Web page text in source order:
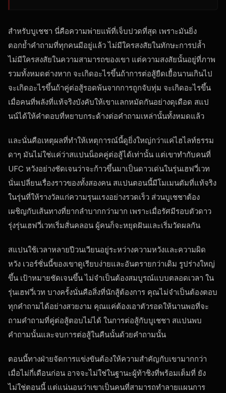
สำหรับบูเชชา นี่คือความพ่ายแพ้ที่เจ็บปวดที่สุด เพราะมันยิ่ง
ตอกย้ำคำถามที่ทุกคนมีอยู่แล้ว ไม่มีใครสงสัยในทักษะการปล้ำ
ไม่มีใครสงสัยในความสามารถของเขา แต่ความสงสัยนั้นอยู่ที่ภาพ
รวมทั้งหมดต่างหาก จะเกิดอะไรขึ้นถ้าการต่อสู้ยืดเยื้อนานเกินไป
จะเกิดอะไรขึ้นถ้าคู่ต่อสู้รอดพ้นจากการถูกจับทุ่ม จะเกิดอะไรขึ้น
เมื่อคนที่พลังที่แท้จริงบังคับให้เขาแลกหมัดกันอย่างดุเดือด สแป
นน์ได้ให้คำตอบที่หยาบกระด้างต่อคำถามเหล่านั้นทั้งหมดแล้ว
และนั่นคือเหตุผลที่ทำให้เหตุการณ์นี้ดูยิ่งใหญ่กว่าแค่ไฮไลท์ธรรม
ดาๆ มันไม่ใช่แค่ว่าสแปนน็อคคู่ต่อสู้ได้เท่านั้น แต่เขาทำกับคนที่
UFC หวังอย่างชัดเจนว่าจะก้าวขึ้นมาเป็นดาวเด่นในรุ่นเฮฟวี่เวท
นั่นเปลี่ยนเรื่องราวของทั้งสองคน สแปนตอนนี้มีโมเมนตัมที่แท้จริง
ในรุ่นที่ให้รางวัลแก่ความรุนแรงอย่างรวดเร็ว ส่วนบูเชชาต้อง
เผชิญกับเส้นทางที่ยากลำบากกว่ามาก เพราะเมื่อรัศมีรอบตัวดาว
รุ่งรุ่นเฮฟวี่เวทเริ่มสั่นคลอน ผู้คนก็จะหยุดฝันและเริ่มวัดผลกัน
สแปนใช้เวลาหลายปีวนเวียนอยู่ระหว่างความหวังและความผิด
หวัง เวอร์ชั่นนี้ของเขาดูเรียบง่ายและอันตรายกว่าเดิม รูปร่างใหญ่
ขึ้น เป้าหมายชัดเจนขึ้น ไม่จำเป็นต้องสมบูรณ์แบบตลอดเวลา ใน
รุ่นเฮฟวี่เวท บางครั้งนั่นคือสิ่งที่นักสู้ต้องการ คุณไม่จำเป็นต้องตอบ
ทุกคำถามได้อย่างสวยงาม คุณแค่ต้องเอาตัวรอดให้นานพอที่จะ
ถามคำถามที่คู่ต่อสู้ตอบไม่ได้ ในการต่อสู้กับบูเชชา สแปนพบ
คำถามนั้นและจบการต่อสู้ในคืนนั้นด้วยคำถามนั้น
ตอนนี้ทางฝ่ายจัดการแข่งขันต้องให้ความสำคัญกับเขามากกว่า
เมื่อไม่กี่เดือนก่อน อาจจะไม่ใช่ในฐานะผู้ท้าชิงที่พร้อมเต็มที่ ยัง
ไม่ใช่ตอนนี้ แต่แน่นอนว่าเขาเป็นคนที่สามารถทำลายแผนการ